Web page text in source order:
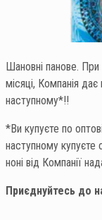
Шановні панове. При
місяці, Компанія
наступному*!!
*Ви купуєте по
наступному купуєте
ноні від Компанії
Приєднуйтесь до